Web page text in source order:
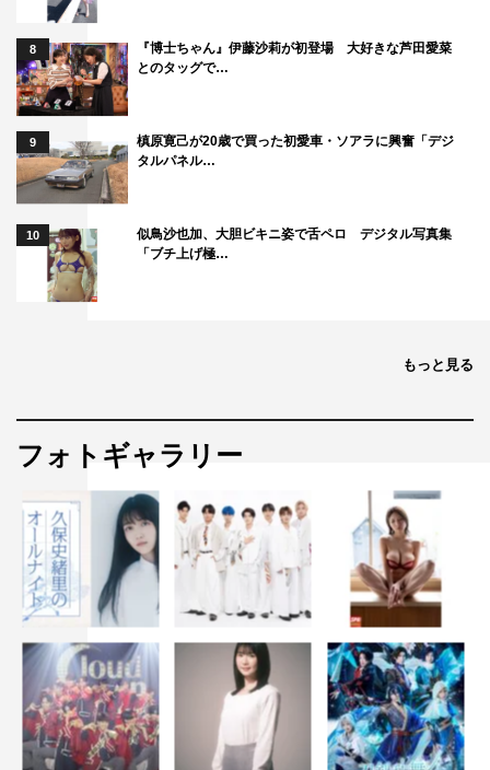
8
『博士ちゃん』伊藤沙莉が初登場 大好きな芦田愛菜
とのタッグで…
9
槙原寛己が20歳で買った初愛車・ソアラに興奮「デジ
タルパネル…
10
似鳥沙也加、大胆ビキニ姿で舌ペロ デジタル写真集
「ブチ上げ極…
もっと見る
フォトギャラリー